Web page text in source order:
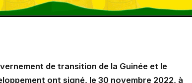
de transition de la Guinée et le
ont signé, le 30 novembre 2022, à